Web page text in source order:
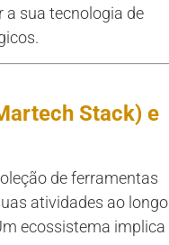
a sua tecnologia de
Stack) e
de ferramentas
atividades ao longo
ecossistema implica